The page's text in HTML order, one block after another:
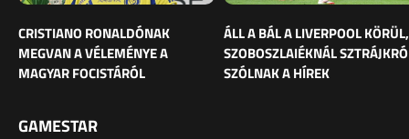
CRISTIANO RONALDÓNAK
MEGVAN A VÉLEMÉNYE A
MAGYAR FOCISTÁRÓL
ÁLL A BÁL A LIVERPOOL KÖRÜL,
SZOBOSZLAIÉKNÁL
SZÓLNAK A HÍREK
GAMESTAR